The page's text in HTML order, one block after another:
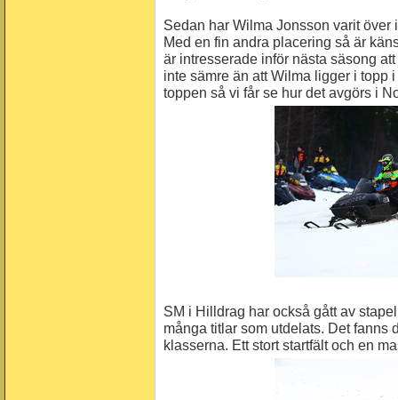
Sedan har Wilma Jonsson varit över
Med en fin andra placering så är
är intresserade inför nästa säsong
inte sämre än att Wilma ligger i topp
toppen så vi får se hur det avgörs i
SM i Hilldrag har också gått av
många titlar som utdelats. Det fanns
klasserna. Ett stort startfält och en